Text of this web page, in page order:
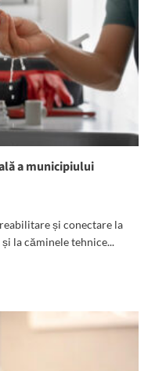
a municipiului
și conectare la
la căminele tehnice...